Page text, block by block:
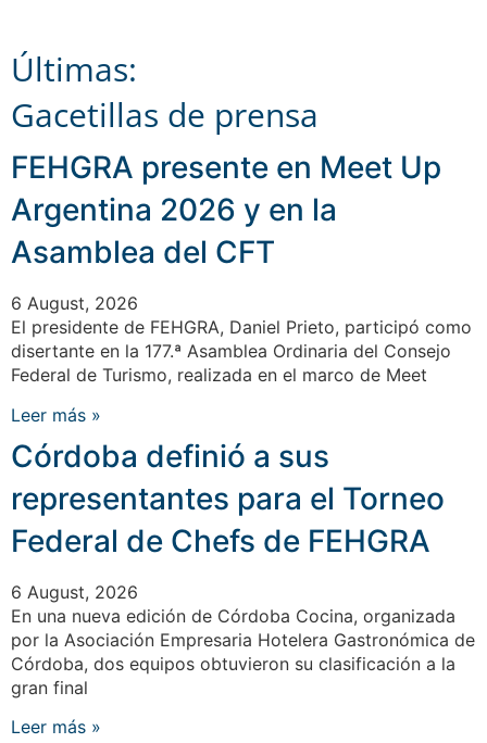
Últimas:
Gacetillas de prensa
FEHGRA presente en Meet Up
Argentina 2026 y en la
Asamblea del CFT
6 August, 2026
El presidente de FEHGRA, Daniel Prieto, participó como
disertante en la 177.ª Asamblea Ordinaria del Consejo
Federal de Turismo, realizada en el marco de Meet
Leer más »
Córdoba definió a sus
representantes para el Torneo
Federal de Chefs de FEHGRA
6 August, 2026
En una nueva edición de Córdoba Cocina, organizada
por la Asociación Empresaria Hotelera Gastronómica de
Córdoba, dos equipos obtuvieron su clasificación a la
gran final
Leer más »